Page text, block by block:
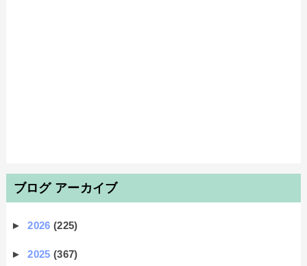
ブログ アーカイブ
►2026(225)
►2025(367)